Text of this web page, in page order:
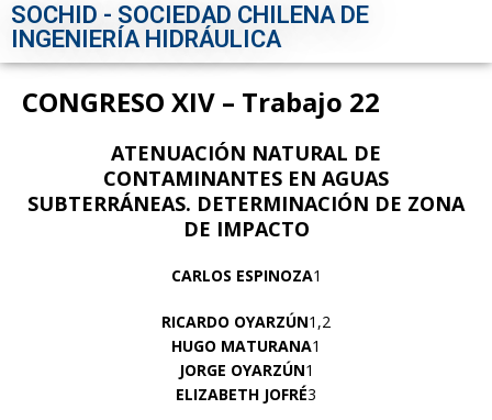
SOCHID - SOCIEDAD CHILENA DE
INGENIERÍA HIDRÁULICA
CONGRESO XIV – Trabajo 22
ATENUACIÓN NATURAL DE
CONTAMINANTES EN AGUAS
SUBTERRÁNEAS. DETERMINACIÓN DE ZONA
DE IMPACTO
CARLOS ESPINOZA1
RICARDO OYARZÚN1,2
HUGO MATURANA1
JORGE OYARZÚN1
ELIZABETH JOFRÉ3